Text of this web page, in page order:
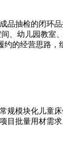
品抽检的闭环
、幼儿园教室
的经营思路，
模块化儿童床
目批量用材需求